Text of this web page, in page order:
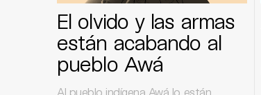
El olvido y las armas
están acabando al
pueblo Awá
Al pueblo indígena Awá lo están